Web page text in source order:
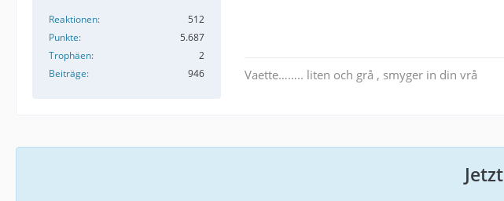
Reaktionen
512
Punkte
5.687
Trophäen
2
Beiträge
946 Vaette…….. liten och grå , smyger in din vrå